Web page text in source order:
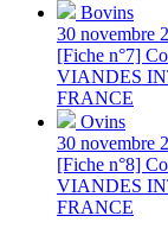
Bovins
30 novembre
[Fiche n°7]
VIANDES
FRANCE
Ovins
30 novembre
[Fiche n°8]
VIANDES
FRANCE